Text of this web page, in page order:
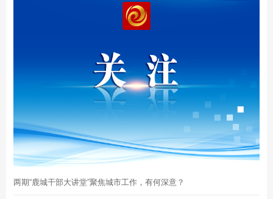
两期“鹿城干部大讲堂”聚焦城市工作，有何深意？